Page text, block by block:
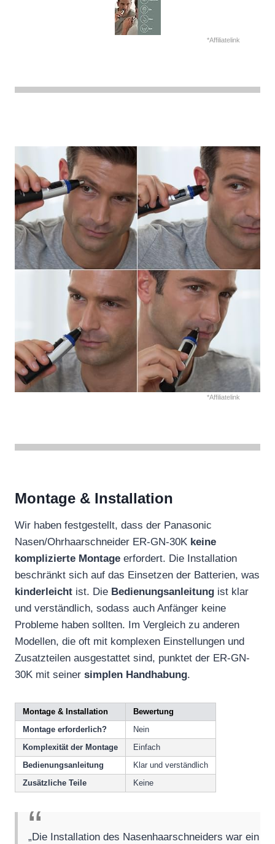
*Affiliatelink
*Affiliatelink
Montage & Installation
Wir haben festgestellt, dass der Panasonic
Nasen/Ohrhaarschneider ER-GN-30K keine
komplizierte Montage erfordert. Die Installation
beschränkt sich auf das Einsetzen der Batterien, was
kinderleicht ist. Die Bedienungsanleitung ist klar
und verständlich, sodass auch Anfänger keine
Probleme haben sollten. Im Vergleich zu anderen
Modellen, die oft mit komplexen Einstellungen und
Zusatzteilen ausgestattet sind, punktet der ER-GN-
30K mit seiner simplen Handhabung.
Montage & Installation
Bewertung
Montage erforderlich?
Nein
Komplexität der Montage
Einfach
Bedienungsanleitung
Klar und verständlich
Zusätzliche Teile
Keine
„Die Installation des Nasenhaarschneiders war ein